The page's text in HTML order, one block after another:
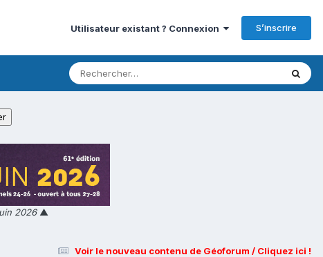
Utilisateur existant ? Connexion S’inscrire
2026▲
Voir le nouveau contenu de Géoforum / Cliquez ici !